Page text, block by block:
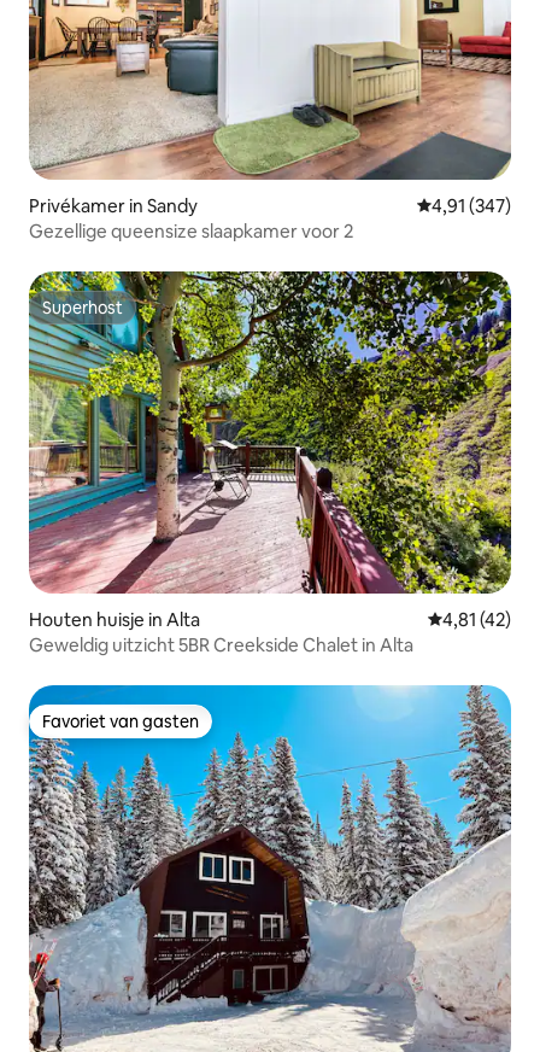
Privékamer in Sandy Gemiddelde
4,91 (347)
Gezellige queensize slaapkamer voor 2
Superhost
Superhost
Houten huisje in Alta Gemiddelde
4,81 (42)
Geweldig uitzicht 5BR Creekside Chalet in Alta
Favoriet van gasten
Favoriet van gasten